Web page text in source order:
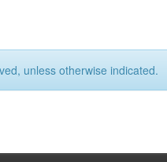
unless otherwise indicated.